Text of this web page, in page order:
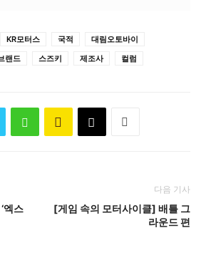
KR모터스 국적
대림오토바이
랜드 스즈키 제조사 컬럼
엑스
다음 기사
[게임 속의 모터사이클] 배틀 그
라운드 편